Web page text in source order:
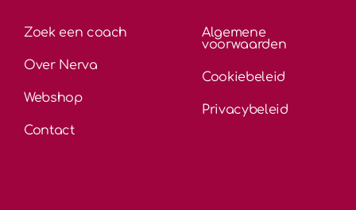
Zoek een coach
Over Nerva
Webshop
Contact
Algemene
voorwaarden
Cookiebeleid
Privacybeleid